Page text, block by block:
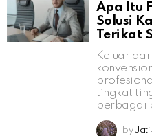
Apa Itu
Solusi
Terikat
Keluar
tingkat
berbagai
by Jati